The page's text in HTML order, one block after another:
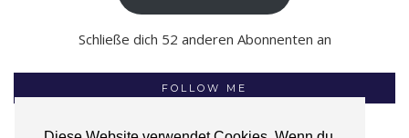
Schließe dich 52 anderen Abonnenten an
FOLLOW ME